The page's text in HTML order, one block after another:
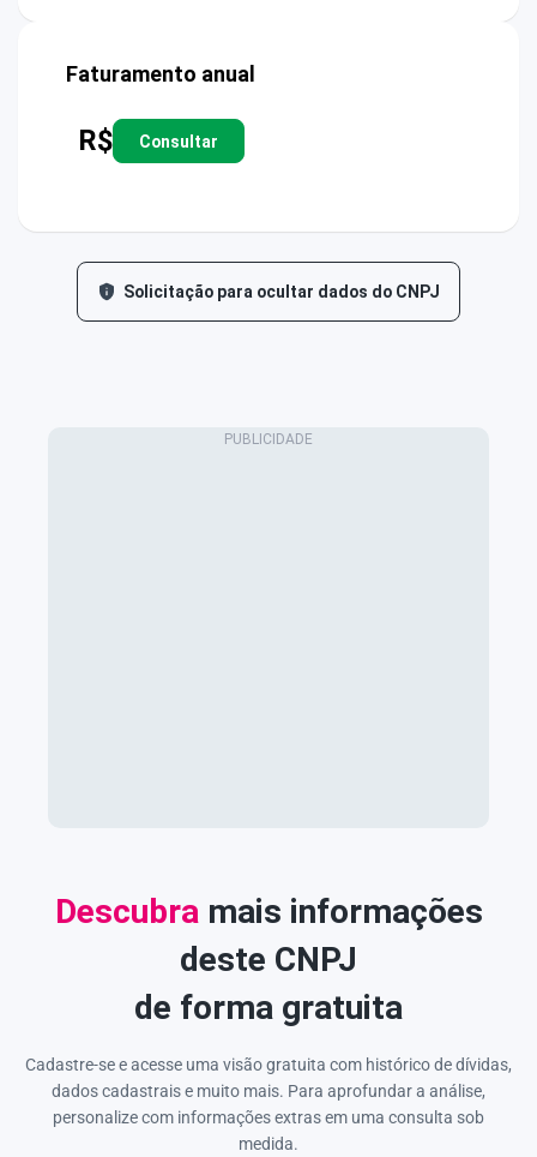
Faturamento anual
R$ Consultar
Solicitação para ocultar dados do CNPJ
Descubramais informações
deste CNPJ
de forma gratuita
Cadastre-se e acesse uma visão gratuita com histórico de dívidas,
dados cadastrais e muito mais. Para aprofundar a análise,
personalize com informações extras em uma consulta sob
medida.